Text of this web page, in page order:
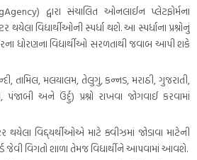
દ્વારા સંચાલિત ઓનલાઈન પ્લેટફોર્મના
થયેલા વિદ્યાર્થીઓની સ્પર્ધા થશે. આ સ્પર્ધાના પ્રશ્નોનું
ધોરણના વિદ્યાર્થીઓ સરળતાથી જવાબ આપી શકે
તામિલ, મલયાલમ, તેલુગુ, કન્નડ, મરાઠી, ગુજરાતી,
અને ઉંર્દુ) પ્રશ્નો રાખવા જોગવાઈ કરવામાં
થયેલા વિદ્દ્યર્થીઓએ માટે ક્વીઝમાં જોડાવા માટેની
વિગતો શાળા તેમજ વિદ્યાર્થીને આપવામાં આવશે.